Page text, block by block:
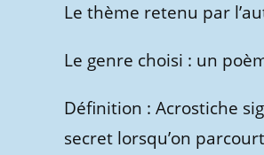
Le thème retenu par
Le genre choisi : un
Définition : Acrostiche
secret lorsqu’on